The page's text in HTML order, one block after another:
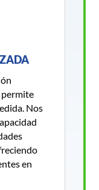
permite
Nos
en